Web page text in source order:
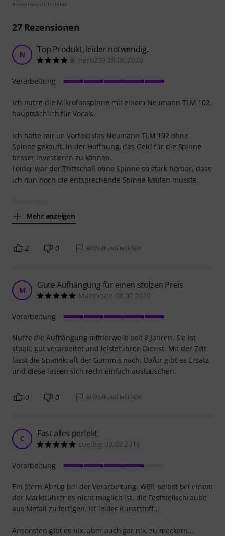
Bewertungsrichtlinien
27Rezensionen
N Top Produkt, leider notwendig.
nero239 28.06.2020
Ich nutze die Mikrofonspinne mit einem Neumann TLM 102,
hauptsächlich für Vocals.
Ich hatte mir im Vorfeld das Neumann TLM 102 ohne
Spinne gekauft, in der Hoffnung, das Geld für die Spinne
besser investieren zu können.
Leider war der Trittschall ohne Spinne so stark hörbar, dass
ich nun noch die entsprechende Spinne kaufen musste.
Mehr anzeigen
Verarbeitung
2 0 BEWERTUNG MELDEN
M Gute Aufhängung für einen stolzen Preis
Mazevoice 08.07.2020
Nutze die Aufhängung mittlerweile seit 8 Jahren. Sie ist
stabil, gut verarbeitet und leistet ihren Dienst. Mit der Zeit
lässt die Spannkraft der Gummis nach. Dafür gibt es Ersatz
und diese lassen sich recht einfach austauschen.
Verarbeitung
0 0 BEWERTUNG MELDEN
C Fast alles perfekt
cue.big 03.03.2016
Ein Stern Abzug bei der Verarbeitung, WEIL selbst bei einem
der Marktführer es nicht möglich ist, die Feststellschraube
aus Metall zu fertigen. Ist leider Kunststoff...
Ansonsten gibt es nix, aber auch gar nix, zu meckern...
Verarbeitung